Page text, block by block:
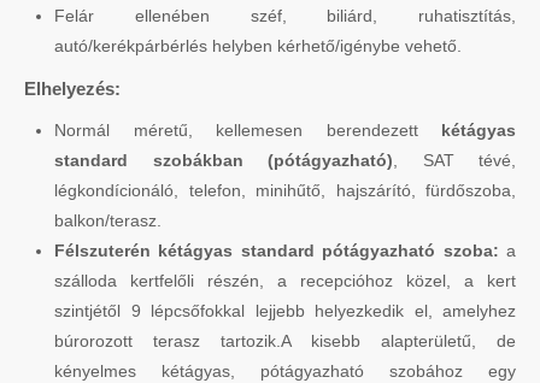
Felár ellenében széf, biliárd, ruhatisztítás,
autó/kerékpárbérlés helyben kérhető/igénybe vehető.
Elhelyezés:
Normál méretű, kellemesen berendezett kétágyas
standard szobákban (pótágyazható), SAT tévé,
légkondícionáló, telefon, minihűtő, hajszárító, fürdőszoba,
balkon/terasz.
Félszuterén kétágyas standard pótágyazható szoba: a
szálloda kertfelőli részén, a recepcióhoz közel, a kert
szintjétől 9 lépcsőfokkal lejjebb helyezkedik el, amelyhez
búrorozott terasz tartozik.A kisebb alapterületű, de
kényelmes kétágyas, pótágyazható szobához egy